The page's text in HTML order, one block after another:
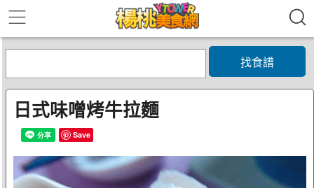
找食譜
日式味噌烤牛拉麵
Save